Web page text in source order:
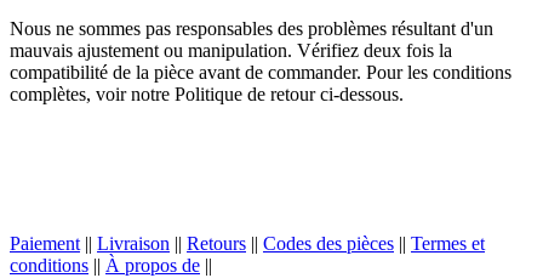
Nous ne sommes pas responsables des problèmes résultant d'un
mauvais ajustement ou manipulation. Vérifiez deux fois la
compatibilité de la pièce avant de commander. Pour les conditions
complètes, voir notre Politique de retour ci-dessous.
Paiement || Livraison || Retours || Codes des pièces || Termes et
conditions || À propos de ||